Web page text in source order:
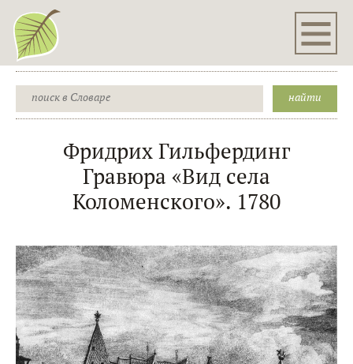
Фридрих Гильфердинг
Гравюра «Вид села
Коломенского». 1780